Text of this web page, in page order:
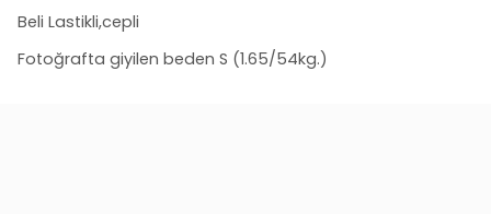
Beli Lastikli,cepli
Fotoğrafta giyilen beden S (1.65/54kg.)